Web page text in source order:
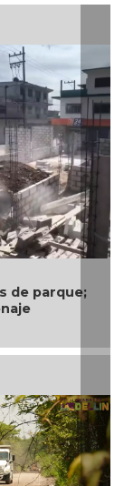
exige a CAB